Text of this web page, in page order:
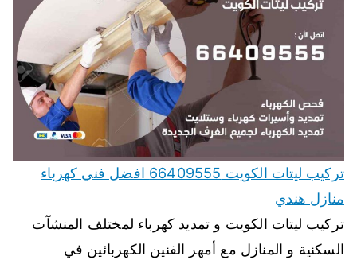
تركيب ليتات الكويت 66409555 افضل فني كهرباء
منازل هندي
تركيب ليتات الكويت و تمديد كهرباء لمختلف المنشآت
السكنية و المنازل مع أمهر الفنين الكهربائين في